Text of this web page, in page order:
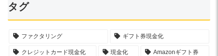
タグ
ファクタリング ギフト券現金化
クレジットカード現金化 現金化 Amazonギフト券